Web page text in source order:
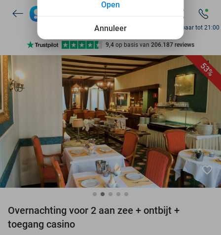
7 dagen per week beschikbaar
10+ miljoen leden
9,4 op basis van 206.187 reviews
Ontdek 15.000+ deals
7 dagen per week beschikbaar
10+ miljoen leden
Bereikbaar tot 21:00
53%
favorite_border
Overnachting voor 2 aan zee + ontbijt +
toegang casino
Annuleer
Open